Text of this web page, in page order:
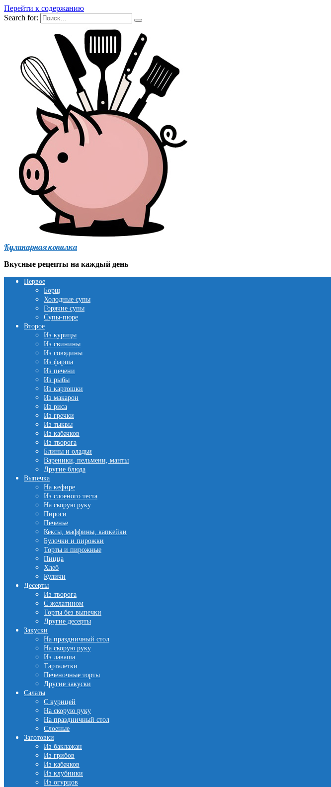
Перейти к содержанию
Search for:
Кулинарная копилка
Вкусные рецепты на каждый день
Первое
Борщ
Холодные супы
Горячие супы
Супы-пюре
Второе
Из курицы
Из свинины
Из говядины
Из фарша
Из печени
Из рыбы
Из картошки
Из макарон
Из риса
Из гречки
Из тыквы
Из кабачков
Из творога
Блины и оладьи
Вареники, пельмени, манты
Другие блюда
Выпечка
На кефире
Из слоеного теста
На скорую руку
Пироги
Печенье
Кексы, маффины, капкейки
Булочки и пирожки
Торты и пирожные
Пицца
Хлеб
Куличи
Десерты
Из творога
С желатином
Торты без выпечки
Другие десерты
Закуски
На праздничный стол
На скорую руку
Из лаваша
Тарталетки
Печеночные торты
Другие закуски
Салаты
С курицей
На скорую руку
На праздничный стол
Слоеные
Заготовки
Из баклажан
Из грибов
Из кабачков
Из клубники
Из огурцов